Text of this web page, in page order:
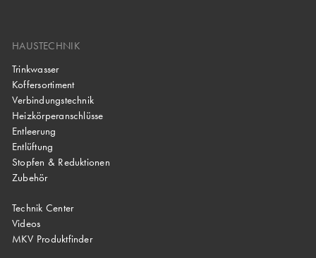
HAUSTECHNIK
Trinkwasser
Koffersortiment
Verbindungstechnik
Heizkörperanschlüsse
Entleerung
Entlüftung
Stopfen & Reduktionen
Zubehör
Technik Center
Videos
MKV Produktfinder